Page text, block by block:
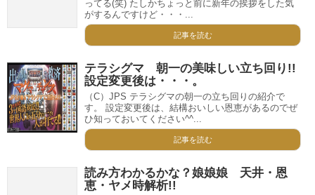
ってる(笑) たしかちょっと前に新年の挨拶をした気
がするんですけど・・・...
記事を読む
テラシグマ 朝一の美味しい立ち回り!!
設定変更後は・・・。
（C）JPS テラシグマの朝一の立ち回りの紹介で
す。 設定変更後は、結構おいしい恩恵があるのでぜ
ひ知っておいてください^^...
記事を読む
読み方わかるかな？娘娘娘 天井・恩
恵・ヤメ時解析!!